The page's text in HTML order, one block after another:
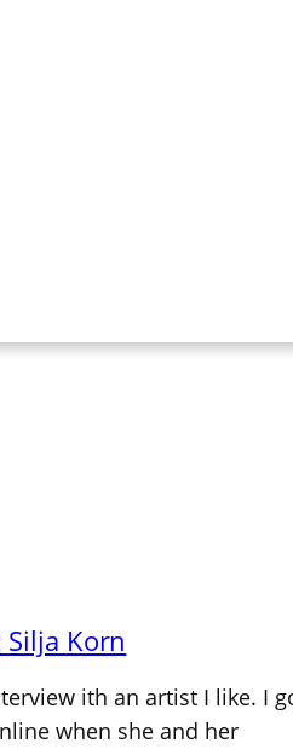
Korn
ith an artist I like. I
when she and her